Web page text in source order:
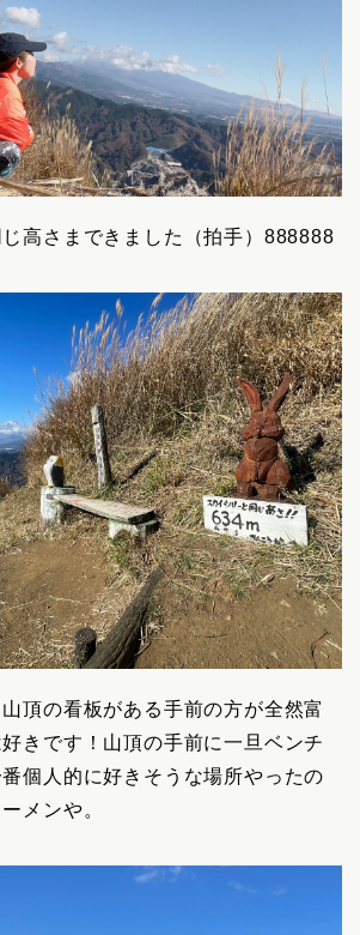
高さまできました（拍手）888888
頂の看板がある手前の方が全然富
きです！山頂の手前に一旦ベンチ
個人的に好きそうな場所やったの
メンや。